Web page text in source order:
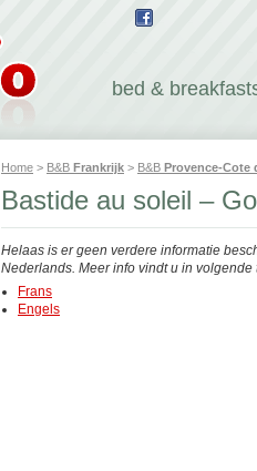
bed &
Home > B&B Frankrijk > B&B Provence-Cote
Bastide au soleil –
Helaas is er geen verdere informatie
Nederlands. Meer info vindt u in volgende
Frans
Engels